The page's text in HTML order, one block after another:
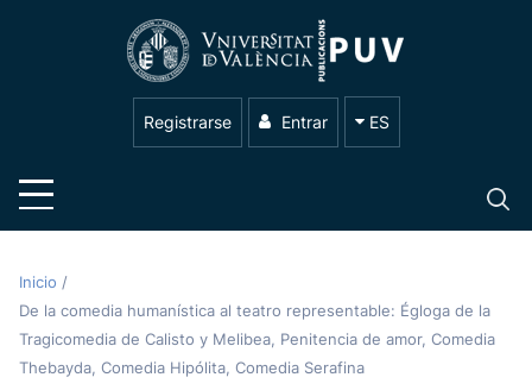
Registrarse Entrar ES
Inicio /
De la comedia humanística al teatro representable: Égloga de la
Tragicomedia de Calisto y Melibea, Penitencia de amor, Comedia
Thebayda, Comedia Hipólita, Comedia Serafina